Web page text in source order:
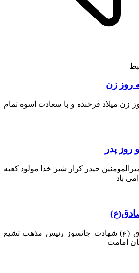
زن
فرخنده و با سعادت اسوه تمام
پدر
حیدر کرار شیر خدا مولود کعبه
شهادت جانسوز رئیس مذهب تشیع